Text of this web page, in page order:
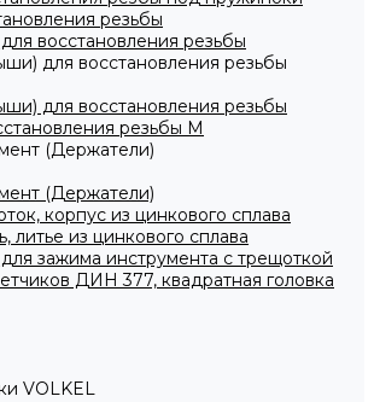
резьбы
восстановления резьбы
для восстановления резьбы
для восстановления резьбы
резьбы M
(Держатели)
(Держатели)
корпус из цинкового сплава
литье из цинкового сплава
зажима инструмента с трещоткой
ДИН 377, квадратная головка
VOLKEL